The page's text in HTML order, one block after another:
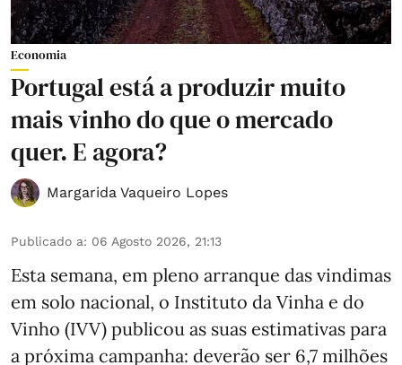
Economia
Portugal está a produzir muito
mais vinho do que o mercado
quer. E agora?
Margarida Vaqueiro Lopes
Publicado a: 06 Agosto 2026, 21:13
Esta semana, em pleno arranque das vindimas
em solo nacional, o Instituto da Vinha e do
Vinho (IVV) publicou as suas estimativas para
a próxima campanha: deverão ser 6,7 milhões